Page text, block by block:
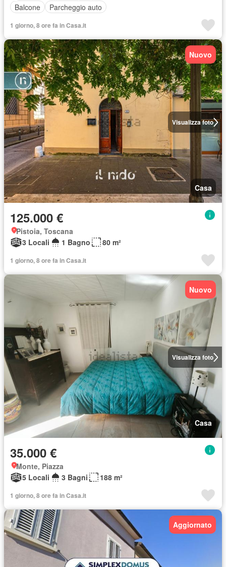
Balcone
Parcheggio auto
1 giorno, 8 ore fa in Casa.it
Visualizza foto
Nuovo
Casa
125.000 €
Pistoia, Toscana
3 Locali
1 Bagno 80 m²
1 giorno, 8 ore fa in Casa.it
Visualizza foto
Nuovo
Casa
35.000 €
Monte, Piazza
5 Locali
3 Bagni 188 m²
1 giorno, 8 ore fa in Casa.it
Aggiornato